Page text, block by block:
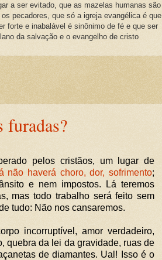
a ser evitado, que as mazelas humanas são
pecadores, que só a igreja evangélica é que
forte e inabalável é sinônimo de fé e que ser
da salvação e o evangelho de cristo
furadas?
pelos cristãos, um lugar de
não haverá choro, dor, sofrimento;
e nem impostos. Lá teremos
mas todo trabalho será feito sem
tudo: Não nos cansaremos.
incorruptível, amor verdadeiro,
quebra da lei da gravidade, ruas de
de diamantes. Ual! Isso é o